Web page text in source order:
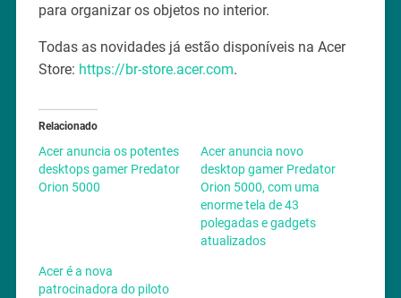
para organizar os objetos no interior.
Todas as novidades já estão disponíveis na Acer
Store: https://br-store.acer.com.
Relacionado
Acer anuncia os potentes
desktops gamer Predator
Orion 5000
Acer anuncia novo
desktop gamer Predator
Orion 5000, com uma
enorme tela de 43
polegadas e gadgets
atualizados
Acer é a nova
patrocinadora do piloto